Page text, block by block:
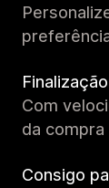
Com
da
Consigo